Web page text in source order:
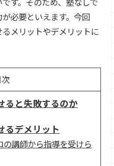
必要といえます。今回
メリットやデメリットに
ると失敗するのか
るデメリット
講師から指導を受けら